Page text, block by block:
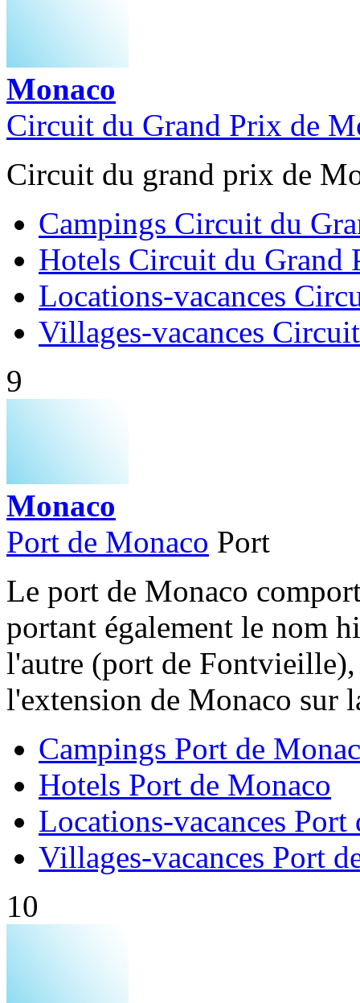
Monaco
Circuit du Grand Prix de
Circuit du grand prix de
Campings Circuit du
Hotels Circuit du Grand
Locations-vacances
Villages-vacances
9
Monaco
Port de Monaco Port
Le port de Monaco
portant également le nom
l'autre (port de
l'extension de Monaco sur
Campings Port de
Hotels Port de Monaco
Locations-vacances Port
Villages-vacances Port
10